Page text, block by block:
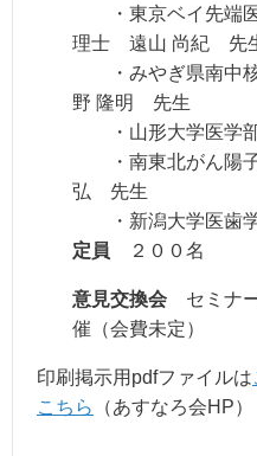
・東京ベイ先端
理士 遠山 尚紀 先
・みやぎ県南中
野 隆明 先生
・山形大学医学
・南東北がん陽
弘 先生
・新潟大学医歯
定員 ２００名
意見交換会 セミナ
催（会費未定）
印刷掲示用pdfファイルは
こちら
（あすなろ会HP）